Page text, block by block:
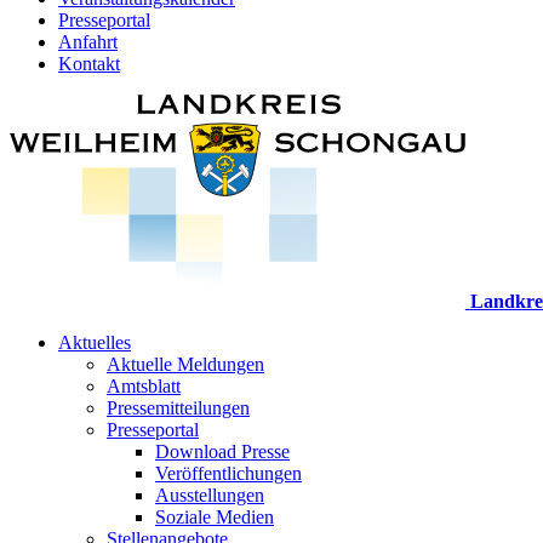
Presseportal
Anfahrt
Kontakt
Aktuelles
Aktuelle Meldungen
Amtsblatt
Pressemitteilungen
Presseportal
Download Presse
Veröffentlichungen
Ausstellungen
Soziale Medien